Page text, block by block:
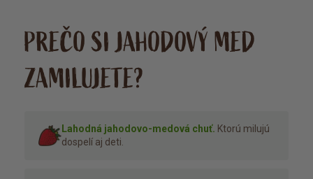
PREČO SI JAHODOVÝ MED
ZAMILUJETE?
Lahodná jahodovo-medová chuť. Ktorú milujú
dospelí aj deti.